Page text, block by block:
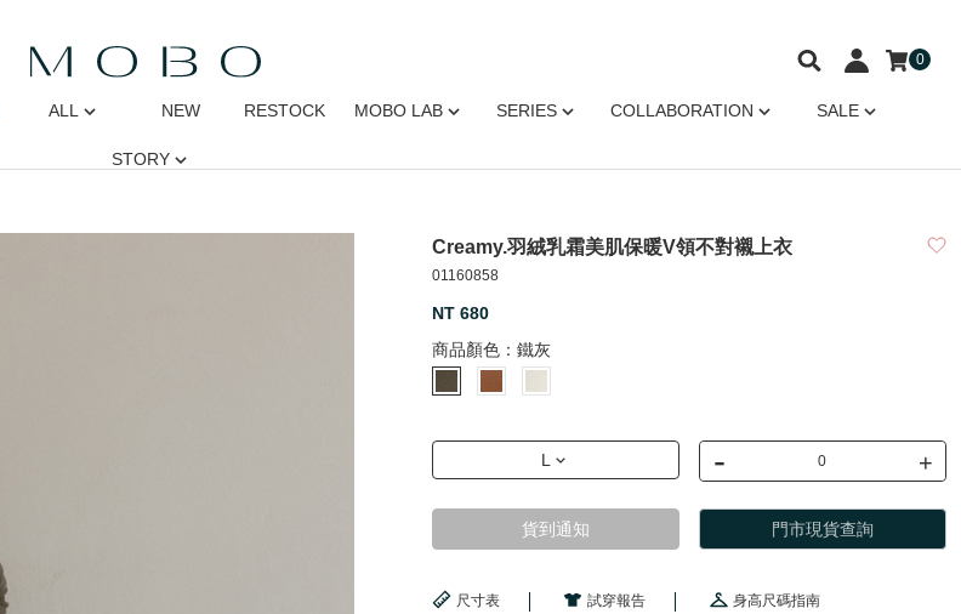
ALL NEW RESTOCK MOBO LAB SERIES COLLABORATION SALE
STORY
0
Creamy.羽絨乳霜美肌保暖V領不對襯上衣
01160858
NT 680
商品顏色： 鐵灰
L - +
貨到通知 門市現貨查詢
尺寸表 試穿報告 身高尺碼指南